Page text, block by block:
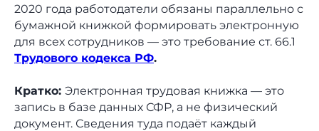
2020 года работодатели обязаны параллельно с
бумажной книжкой формировать электронную
для всех сотрудников — это требование ст. 66.1
Трудового кодекса РФ.
Кратко: Электронная трудовая книжка — это
запись в базе данных СФР, а не физический
документ. Сведения туда подаёт каждый